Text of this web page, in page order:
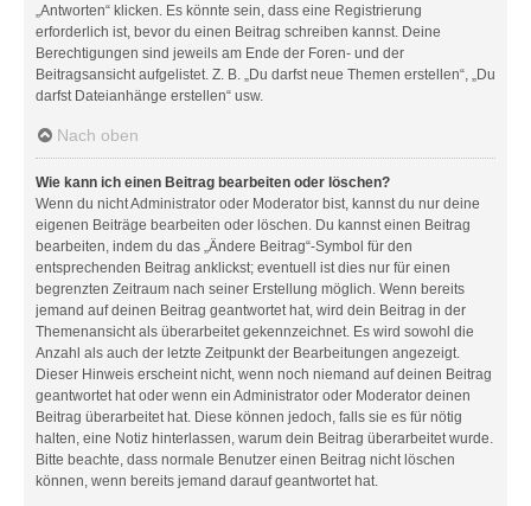
„Antworten“ klicken. Es könnte sein, dass eine Registrierung
erforderlich ist, bevor du einen Beitrag schreiben kannst. Deine
Berechtigungen sind jeweils am Ende der Foren- und der
Beitragsansicht aufgelistet. Z. B. „Du darfst neue Themen erstellen“, „Du
darfst Dateianhänge erstellen“ usw.
Nach oben
Wie kann ich einen Beitrag bearbeiten oder löschen?
Wenn du nicht Administrator oder Moderator bist, kannst du nur deine
eigenen Beiträge bearbeiten oder löschen. Du kannst einen Beitrag
bearbeiten, indem du das „Ändere Beitrag“-Symbol für den
entsprechenden Beitrag anklickst; eventuell ist dies nur für einen
begrenzten Zeitraum nach seiner Erstellung möglich. Wenn bereits
jemand auf deinen Beitrag geantwortet hat, wird dein Beitrag in der
Themenansicht als überarbeitet gekennzeichnet. Es wird sowohl die
Anzahl als auch der letzte Zeitpunkt der Bearbeitungen angezeigt.
Dieser Hinweis erscheint nicht, wenn noch niemand auf deinen Beitrag
geantwortet hat oder wenn ein Administrator oder Moderator deinen
Beitrag überarbeitet hat. Diese können jedoch, falls sie es für nötig
halten, eine Notiz hinterlassen, warum dein Beitrag überarbeitet wurde.
Bitte beachte, dass normale Benutzer einen Beitrag nicht löschen
können, wenn bereits jemand darauf geantwortet hat.